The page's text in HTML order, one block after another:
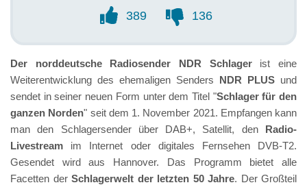
389 136
Der norddeutsche Radiosender NDR Schlagerist eine
Weiterentwicklung des ehemaligen Senders NDR PLUS und
sendet in seiner neuen Form unter dem Titel "Schlager für den
ganzen Norden" seit dem 1. November 2021. Empfangen kann
man den Schlagersender über DAB+, Satellit, den Radio-
Livestream im Internet oder digitales Fernsehen DVB-T2.
Gesendet wird aus Hannover. Das Programm bietet alle
Facetten der Schlagerwelt der letzten 50 Jahre. Der Großteil